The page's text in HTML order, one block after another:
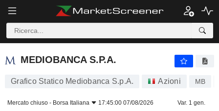
MEDIOBANCA S.P.A.
MEDIOBANCA S.P.A.
Grafico Statico Mediobanca S.p.A. Azioni MB
Mercato chiuso - Borsa Italiana 17:45:00 07/08/2026 Var. 1 gen.